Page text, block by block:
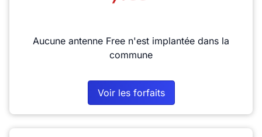
Aucune antenne Free n'est implantée dans la
commune
Voir les forfaits